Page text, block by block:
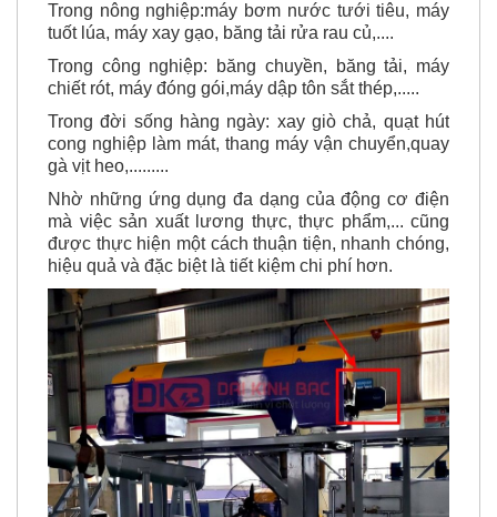
Trong nông nghiệp:máy bơm nước tưới tiêu, máy
tuốt lúa, máy xay gạo, băng tải rửa rau củ,....
Trong công nghiệp: băng chuyền, băng tải, máy
chiết rót, máy đóng gói,máy dập tôn sắt thép,.....
Trong đời sống hàng ngày: xay giò chả, quạt hút
cong nghiệp làm mát, thang máy vận chuyển,quay
gà vịt heo,.........
Nhờ những ứng dụng đa dạng của động cơ điện
mà việc sản xuất lương thực, thực phẩm,... cũng
được thực hiện một cách thuận tiện, nhanh chóng,
hiệu quả và đặc biệt là tiết kiệm chi phí hơn.